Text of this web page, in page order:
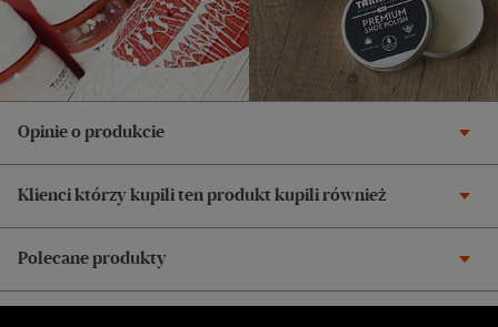
Opinie o produkcie
Klienci którzy kupili ten produkt kupili również
Polecane produkty